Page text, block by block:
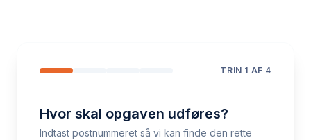
TRIN 1 AF 4
Hvor skal opgaven udføres?
Indtast postnummeret så vi kan finde den rette